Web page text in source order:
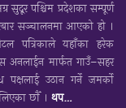
सुदूर पश्चिम प्रदेशका सम्पूर्ण
सञ्चालनमा आएको हो ।
पत्रिकाले यहाँका हरेक
अनलाईन मार्फत गाउँ–सहर
पक्षलाई उठान गर्ने जमर्को
छाैँ । थप…